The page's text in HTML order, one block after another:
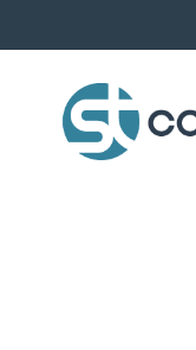
to
content